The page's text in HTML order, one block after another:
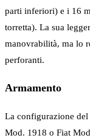
parti inferiori) e i 16
torretta). La sua
manovrabilità, ma lo
perforanti.
Armamento
La configurazione
Mod. 1918 o Fiat